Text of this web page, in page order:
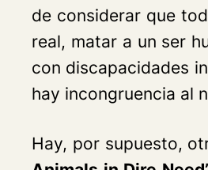
de considerar que
real, matar a un ser
con discapacidades
hay incongruencia al
Hay, por supuesto,